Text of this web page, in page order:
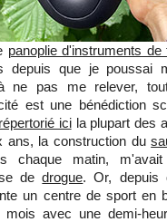
panoplie d'instruments de
depuis que je poussai
ne pas me relever,
est une bénédiction
répertorié icila plupart des
ans, la construction du
chaque matin, m'avait
dedrogue. Or, depuis
un centre de sport en
avec une demi-